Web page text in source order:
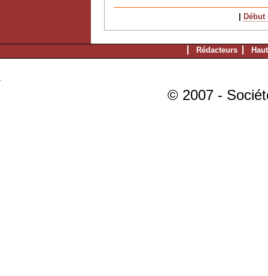
|Début
Rédacteurs
© 2007 -